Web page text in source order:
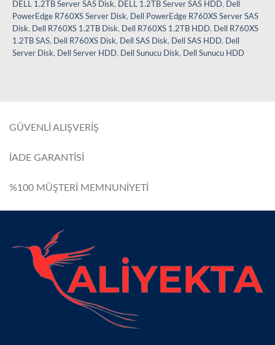
DELL 1.2TB Server SAS Disk, DELL 1.2TB Server SAS HDD,
Dell
PowerEdge R760XS Server Disk,
Dell PowerEdge R760XS Server SAS
Disk, Dell R760XS 1.2TB Disk, Dell R760XS 1.2TB HDD,
Dell R760XS
1.2TB SAS, Dell R760XS Disk, Dell SAS Disk, Dell SAS HDD,
Dell
Server Disk, Dell Server HDD, Dell Sunucu Disk, Dell Sunucu HDD
GÜVENLİ ALIŞVERİŞ
İADE GARANTİSİ
%100 MÜŞTERİ MEMNUNİYETİ